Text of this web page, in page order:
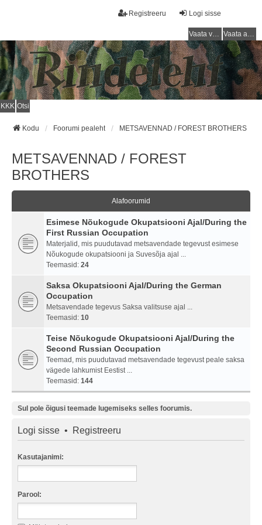
Logi sisse
Registreeru
Vaata vastamata teemasi Vaata aktiivseid teemasid
KKK Otsi
Kodu Foorumi pealeht METSAVENNAD / FOREST BROTHERS
METSAVENNAD / FOREST
BROTHERS
Alafoorumid
Esimese Nõukogude Okupatsiooni Ajal/During the
First Russian Occupation
Materjalid, mis puudutavad metsavendade tegevust esimese
Nõukogude okupatsiooni ja Suvesõja ajal ...
Teemasid: 24
Saksa Okupatsiooni Ajal/During the German
Occupation
Metsavendade tegevus Saksa valitsuse ajal ...
Teemasid: 10
Teise Nõukogude Okupatsiooni Ajal/During the
Second Russian Occupation
Teemad, mis puudutavad metsavendade tegevust peale saksa
vägede lahkumist Eestist ...
Teemasid: 144
Sul pole õigusi teemade lugemiseks selles foorumis.
Logi sisse • Registreeru
Kasutajanimi:
Parool: